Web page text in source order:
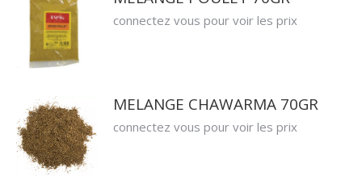
connectez vous pour voir les prix
MELANGE CHAWARMA 70GR
connectez vous pour voir les prix